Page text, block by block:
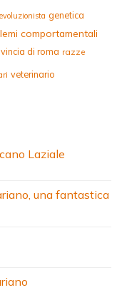
evoluzionista genetica
comportamentali
di roma razze
veterinario
Laziale
una fantastica